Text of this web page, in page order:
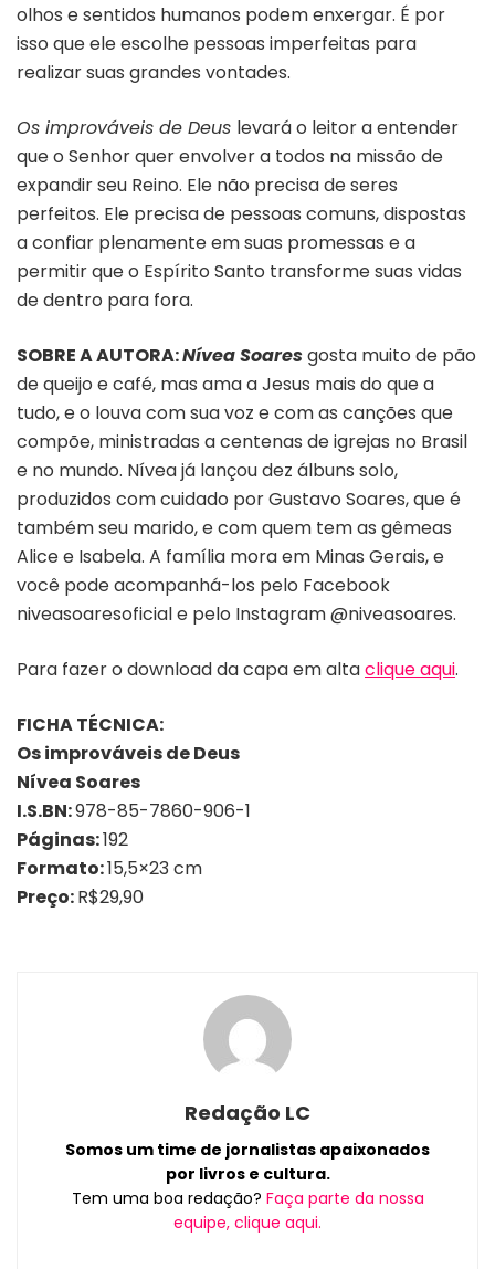
olhos e sentidos humanos podem enxergar. É por
isso que ele escolhe pessoas imperfeitas para
realizar suas grandes vontades.
Os improváveis de Deus levará o leitor a entender
que o Senhor quer envolver a todos na missão de
expandir seu Reino. Ele não precisa de seres
perfeitos. Ele precisa de pessoas comuns, dispostas
a confiar plenamente em suas promessas e a
permitir que o Espírito Santo transforme suas vidas
de dentro para fora.
SOBRE A AUTORA:Nívea Soaresgosta muito de pão
de queijo e café, mas ama a Jesus mais do que a
tudo, e o louva com sua voz e com as canções que
compõe, ministradas a centenas de igrejas no Brasil
e no mundo. Nívea já lançou dez álbuns solo,
produzidos com cuidado por Gustavo Soares, que é
também seu marido, e com quem tem as gêmeas
Alice e Isabela. A família mora em Minas Gerais, e
você pode acompanhá-los pelo Facebook
niveasoaresoficial e pelo Instagram @niveasoares.
Para fazer o download da capa em altaclique aqui.
FICHA TÉCNICA:
Os improváveis de Deus
Nívea Soares
I.S.BN:978-85-7860-906-1
Páginas:192
Formato:15,5×23 cm
Preço:R$29,90
Redação LC
Somos um time de jornalistas apaixonados
por livros e cultura.
Tem uma boa redação? Faça parte da nossa
equipe, clique aqui.